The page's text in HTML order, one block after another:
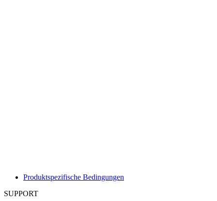
Produktspezifische Bedingungen
SUPPORT